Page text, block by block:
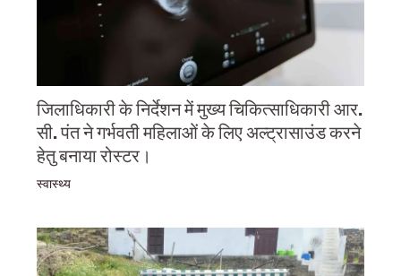
जिलाधिकारी के निर्देशन में मुख्य चिकित्साधिकारी आर.
सी. पंत ने गर्भवती महिलाओं के लिए अल्ट्रासाउंड करने
हेतु बनाया रोस्टर।
स्वास्थ्य